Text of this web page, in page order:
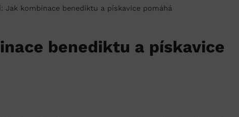
Jak kombinace benediktu a pískavice pomáhá
benediktu a pískavice